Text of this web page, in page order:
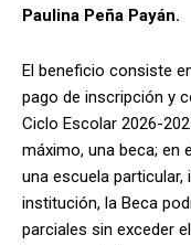
Paulina Peña Payán.
El beneficio consiste
pago de inscripción y
Ciclo Escolar 2026-
máximo, una beca; en
una escuela
institución, la Beca
parciales sin exceder